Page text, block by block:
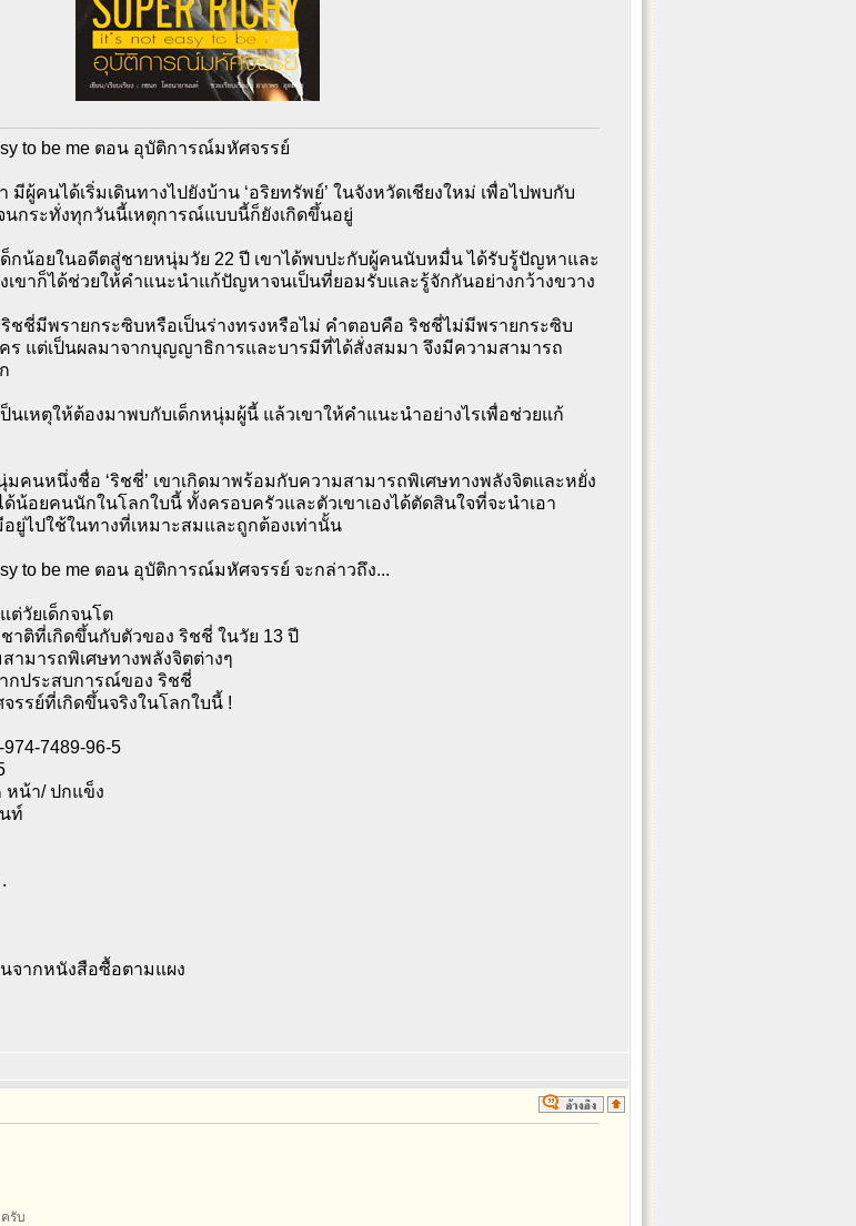
to be me ตอน อุบัติการณ์มหัศจรรย์
มีผู้คนได้เริ่มเดินทางไปยังบ้าน ‘อริยทรัพย์’ ในจังหวัดเชียงใหม่ เพื่อไปพบกับ
นกระทั่งทุกวันนี้เหตุการณ์แบบนี้ก็ยังเกิดขึ้นอยู่
ด็กน้อยในอดีตสู่ชายหนุ่มวัย 22 ปี เขาได้พบปะกับผู้คนนับหมื่น ได้รับรู้ปัญหาและ
ขาก็ได้ช่วยให้คำแนะนำแก้ปัญหาจนเป็นที่ยอมรับและรู้จักกันอย่างกว้างขวาง
ชชี่มีพรายกระซิบหรือเป็นร่างทรงหรือไม่ คำตอบคือ ริชชี่ไม่มีพรายกระซิบ
คร แต่เป็นผลมาจากบุญญาธิการและบารมีที่ได้สั่งสมมา จึงมีความสามารถ
นเหตุให้ต้องมาพบกับเด็กหนุ่มผู้นี้ แล้วเขาให้คำแนะนำอย่างไรเพื่อช่วยแก้
มคนหนึ่งชื่อ ‘ริชชี่’ เขาเกิดมาพร้อมกับความสามารถพิเศษทางพลังจิตและหยั่ง
น้อยคนนักในโลกใบนี้ ทั้งครอบครัวและตัวเขาเองได้ตัดสินใจที่จะนำเอา
ยู่ไปใช้ในทางที่เหมาะสมและถูกต้องเท่านั้น
to be me ตอน อุบัติการณ์มหัศจรรย์ จะกล่าวถึง...
ต่วัยเด็กจนโต
าติที่เกิดขึ้นกับตัวของ ริชชี่ ในวัย 13 ปี
ามารถพิเศษทางพลังจิตต่างๆ
กประสบการณ์ของ ริชชี่
รรย์ที่เกิดขึ้นจริงในโลกใบนี้ !
7489-96-5
หน้า/ ปกแข็ง
ท์
จากหนังสือซื้อตามแผง
รับ